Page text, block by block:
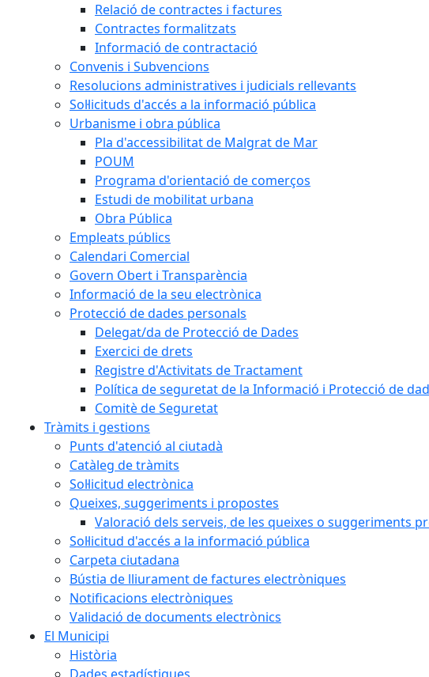
Relació de contractes i factures
Contractes formalitzats
Informació de contractació
Convenis i Subvencions
Resolucions administratives i judicials rellevants
Sol·licituds d'accés a la informació pública
Urbanisme i obra pública
Pla d'accessibilitat de Malgrat de Mar
POUM
Programa d'orientació de comerços
Estudi de mobilitat urbana
Obra Pública
Empleats públics
Calendari Comercial
Govern Obert i Transparència
Informació de la seu electrònica
Protecció de dades personals
Delegat/da de Protecció de Dades
Exercici de drets
Registre d'Activitats de Tractament
Política de seguretat de la Informació i Protecció de
Comitè de Seguretat
Tràmits i gestions
Punts d'atenció al ciutadà
Catàleg de tràmits
Sol·licitud electrònica
Queixes, suggeriments i propostes
Valoració dels serveis, de les queixes o suggeriments
Sol·licitud d'accés a la informació pública
Carpeta ciutadana
Bústia de lliurament de factures electròniques
Notificacions electròniques
Validació de documents electrònics
El Municipi
Història